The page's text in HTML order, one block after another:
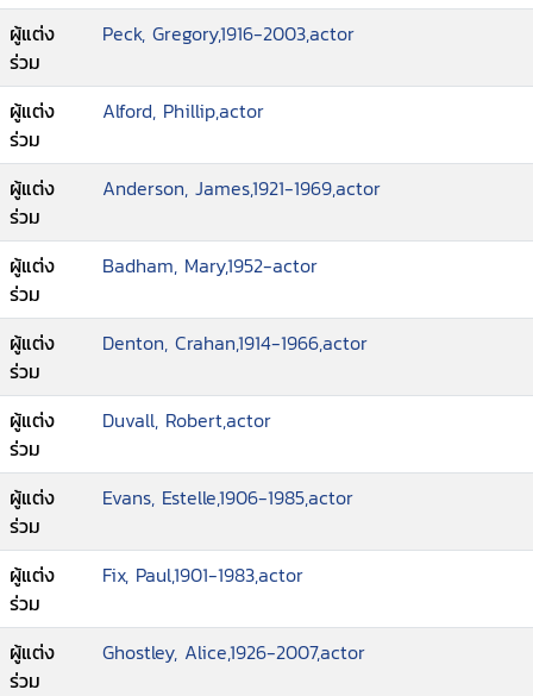
ผู้แต่ง
ร่วม
Peck, Gregory,1916-2003,actor
ผู้แต่ง
ร่วม
Alford, Phillip,actor
ผู้แต่ง
ร่วม
Anderson, James,1921-1969,actor
ผู้แต่ง
ร่วม
Badham, Mary,1952-actor
ผู้แต่ง
ร่วม
Denton, Crahan,1914-1966,actor
ผู้แต่ง
ร่วม
Duvall, Robert,actor
ผู้แต่ง
ร่วม
Evans, Estelle,1906-1985,actor
ผู้แต่ง
ร่วม
Fix, Paul,1901-1983,actor
ผู้แต่ง
ร่วม
Ghostley, Alice,1926-2007,actor